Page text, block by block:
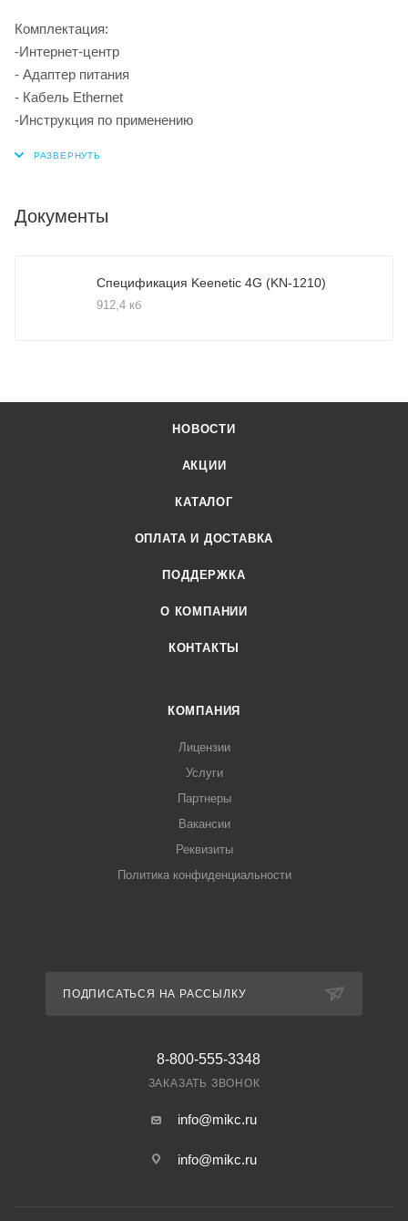
Комплектация:
-Интернет-центр
- Адаптер питания
- Кабель Ethernet
-Инструкция по применению
Документы
Спецификация Keenetic 4G (KN-1210)
912,4 кб
НОВОСТИ
АКЦИИ
КАТАЛОГ
ОПЛАТА И ДОСТАВКА
ПОДДЕРЖКА
О КОМПАНИИ
КОНТАКТЫ
КОМПАНИЯ
Лицензии
Услуги
Партнеры
Вакансии
Реквизиты
Политика конфиденциальности
ПОДПИСАТЬСЯ НА РАССЫЛКУ
8-800-555-3348
ЗАКАЗАТЬ ЗВОНОК
info@mikc.ru
info@mikc.ru